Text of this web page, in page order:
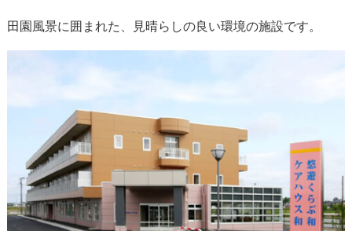
田園風景に囲まれた、見晴らしの良い環境の施設です。